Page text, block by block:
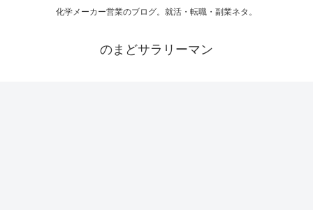
化学メーカー営業のブログ。就活・転職・副業ネタ。
のまどサラリーマン